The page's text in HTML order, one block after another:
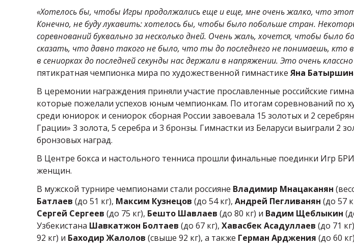
«Хотелось бы, чтобы Игры продолжались еще и еще, мне очень жалко, что
Конечно, не буду лукавить: хотелось бы, чтобы было побольше стран.
соревнований буквально за несколько дней. Очень жаль, хочется, чтобы было
сказать, что давно такого не было, что ты до последнего не понимаешь,
в сениорках до последней секунды нас держали в напряжении. Это очень
пятикратная чемпионка мира по художественной гимнастике Яна
В церемонии награждения приняли участие прославленные российские
которые пожелали успехов юным чемпионкам. По итогам соревнований по
среди юниорок и сениорок сборная России завоевала 15 золотых и 2
Грации» 3 золота, 5 серебра и 3 бронзы. Гимнастки из Беларуси выиграли 2
бронзовых наград.
В Центре бокса и настольного тенниса прошли финальные поединки Игр
женщин.
В мужской турнире чемпионами стали россияне Владимир Мнацаканян
Батлаев (до 51 кг), Максим Кузнецов (до 54 кг), Андрей Пегливанян (до 57
Сергей Сергеев (до 75 кг), Бешто Шавлаев (до 80 кг) и Вадим Щеблыкин
Узбекистана Шавкатжон Болтаев (до 67 кг), Хавасбек Асадуллаев (до 71
92 кг) и Баходир Жалолов (свыше 92 кг), а также Герман Арджения (до 60